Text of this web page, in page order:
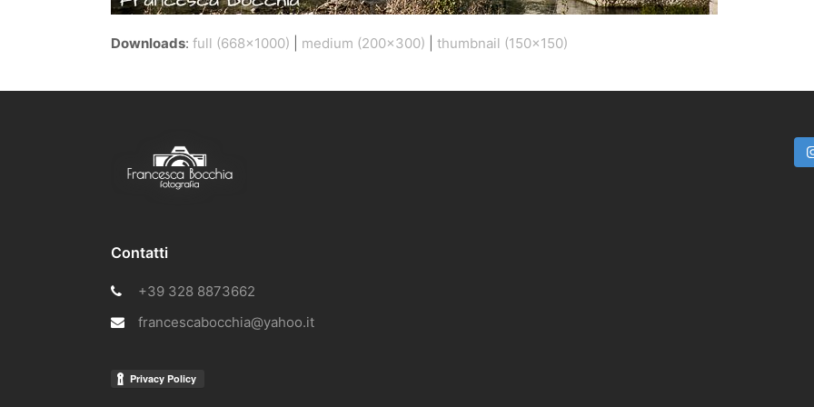
Downloads: full (668x1000) medium (200x300) thumbnail (150x150)
Contatti
+39 328 8873662
francescabocchia@yahoo.it